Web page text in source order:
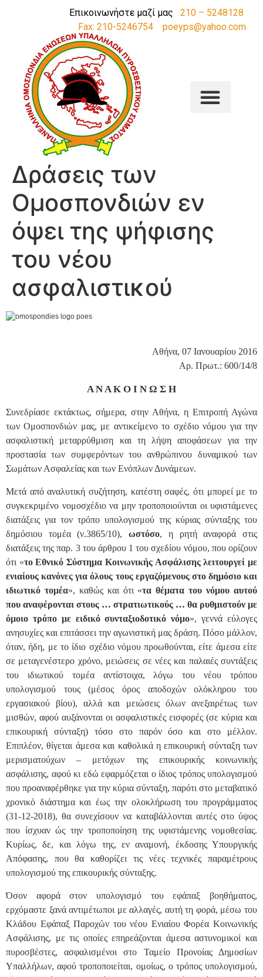
Επικοινωνήστε μαζί μας 210 – 5248128
Fax: 210-5246754
poeyps@yahoo.com
Δράσεις των
Ομοσπονδιών εν
όψει της ψήφισης
του νέου
ασφαλιστικού
Αθήνα, 07 Ιανουαρίου 2016
Αρ. Πρωτ.: 600/14/8
Α Ν Α Κ Ο Ι Ν Ω Σ Η
Συνεδρίασε εκτάκτως, σήμερα, στην Αθήνα, η Επιτροπή Αγώνα
των Ομοσπονδιών μας, με αντικείμενο το σχέδιο νόμου για την
ασφαλιστική μεταρρύθμιση και τη λήψη αποφάσεων για την
προστασία των συμφερόντων του ανθρώπινου δυναμικού των
Σωμάτων Ασφαλείας και των Ενόπλων Δυνάμεων.
Μετά από αναλυτική συζήτηση, κατέστη σαφές, ότι μπορεί με το
συγκεκριμένο νομοσχέδιο να μην τροποποιούνται οι υφιστάμενες
διατάξεις για τον τρόπο υπολογισμού της κύριας σύνταξης του
δημόσιου τομέα (ν.3865/10),ωστόσο, η ρητή αναφορά στις
διατάξεις της παρ. 3 του άρθρου 1 του σχεδίου νόμου, που ορίζουν
ότι «το Εθνικό Σύστημα Κοινωνικής Ασφάλισης λειτουργεί με
ενιαίους κανόνες για όλους τους εργαζόμενους στο δημόσιο και
ιδιωτικό τομέα», καθώς και ότι «τα θέματα του νόμου αυτού
που αναφέρονται στους … στρατιωτικούς … θα ρυθμιστούν με
όμοιο τρόπο με ειδικό συνταξιοδοτικό νόμο», γεννά εύλογες
ανησυχίες και επιτάσσει την αγωνιστική μας δράση. Πόσο μάλλον,
όταν, ήδη, με το ίδιο σχέδιο νόμου προωθούνται, είτε άμεσα είτε
σε μεταγενέστερο χρόνο, μειώσεις σε νέες και παλαιές συντάξεις
του ιδιωτικού τομέα αντίστοιχα, λόγω του νέου τρόπου
υπολογισμού τους (μέσος όρος αποδοχών ολόκληρου του
εργασιακού βίου), αλλά και μειώσεις όλων ανεξαιρέτως των
μισθών, αφού αυξάνονται οι ασφαλιστικές εισφορές (σε κύρια και
επικουρική σύνταξη) τόσο στο παρόν όσο και στο μέλλον.
Επιπλέον, θίγεται άμεσα και καθολικά η επικουρική σύνταξη των
μερισματούχων – μετόχων της επικουρικής κοινωνικής
ασφάλισης, αφού κι εδώ εφαρμόζεται ο ίδιος τρόπος υπολογισμού
που προαναφέρθηκε για την κύρια σύνταξη, παρότι στο μεταβατικό
χρονικό διάστημα και έως την ολοκλήρωση του προγράμματος
(31-12-2018), θα συνεχίσουν να καταβάλλονται αυτές στο ύψος
που ίσχυαν ώς την τροποποίηση της υφιστάμενης νομοθεσίας.
Κυρίως, δε, και λόγω της, εν αναμονή, έκδοσης Υπουργικής
Απόφασης, που θα καθορίζει τις νέες τεχνικές παραμέτρους
υπολογισμού της επικουρικής σύνταξης.
Όσον αφορά στον υπολογισμό του εφάπαξ βοηθήματος,
ερχόμαστε ξανά αντιμέτωποι με αλλαγές, αυτή τη φορά, μέσω του
Κλάδου Εφάπαξ Παροχών του νέου Ενιαίου Φορέα Κοινωνικής
Ασφάλισης, με τις οποίες επηρεάζονται άμεσα αστυνομικοί και
πυροσβέστες, ασφαλισμένοι στο Ταμείο Προνοίας Δημοσίων
Υπαλλήλων, αφού τροποποιείται, ομοίως, ο τρόπος υπολογισμού,